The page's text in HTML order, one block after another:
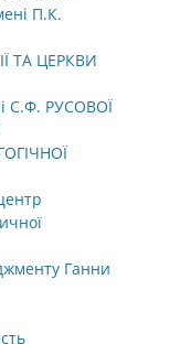
П.К.
ТА ЦЕРКВИ
С.Ф. РУСОВОЇ
Ганни